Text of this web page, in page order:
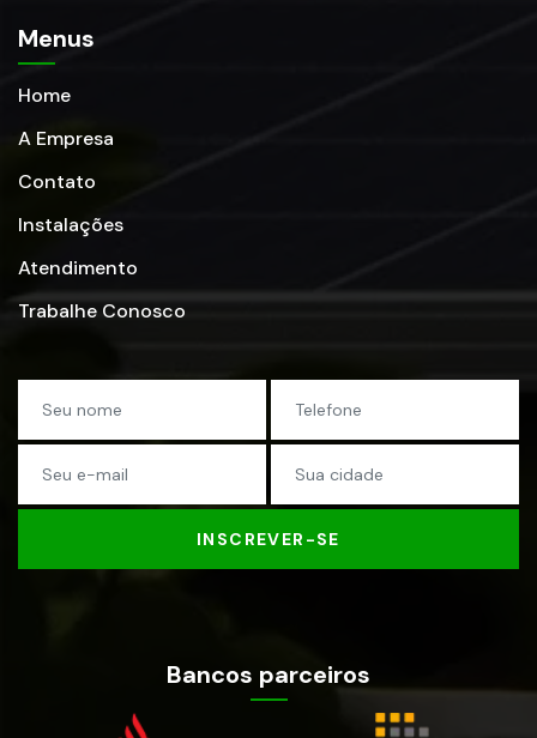
Menus
Home
A Empresa
Contato
Instalações
Atendimento
Trabalhe Conosco
INSCREVER-SE
Bancos parceiros